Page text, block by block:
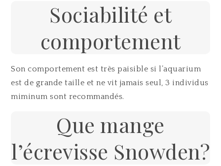
Sociabilité et
comportement
Son comportement est très paisible si l’aquarium
est de grande taille et ne vit jamais seul, 3 individus
miminum sont recommandés.
Que mange
l’écrevisse Snowden?